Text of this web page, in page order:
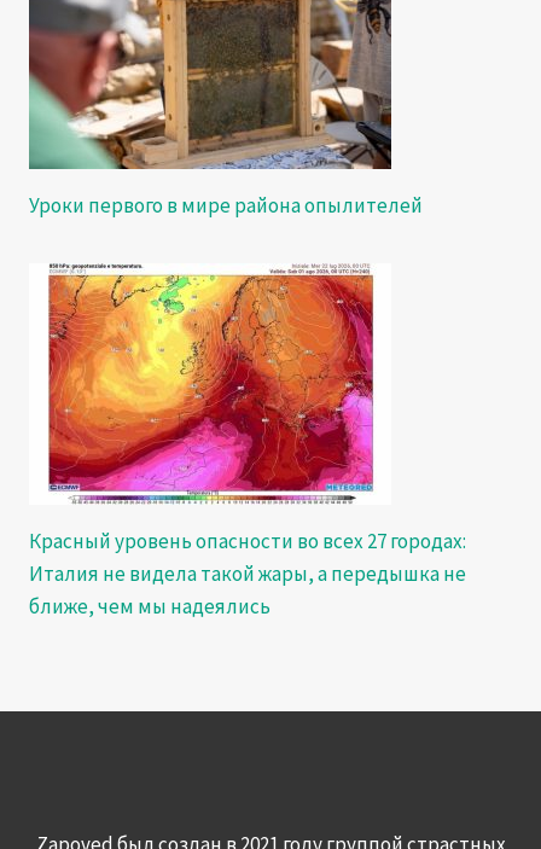
Уроки первого в мире района опылителей
Красный уровень опасности во всех 27 городах:
Италия не видела такой жары, а передышка не
ближе, чем мы надеялись